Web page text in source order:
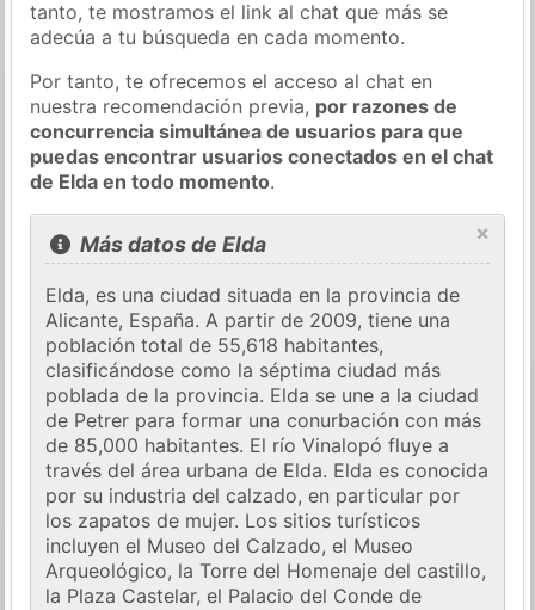
tanto, te mostramos el link al chat que más se
adecúa a tu búsqueda en cada momento.
Por tanto, te ofrecemos el acceso al chat en
nuestra recomendación previa, por razones de
concurrencia simultánea de usuarios para que
puedas encontrar usuarios conectados en el chat
de Elda en todo momento.
×
Más datos de Elda
Elda, es una ciudad situada en la provincia de
Alicante, España. A partir de 2009, tiene una
población total de 55,618 habitantes,
clasificándose como la séptima ciudad más
poblada de la provincia. Elda se une a la ciudad
de Petrer para formar una conurbación con más
de 85,000 habitantes. El río Vinalopó fluye a
través del área urbana de Elda. Elda es conocida
por su industria del calzado, en particular por
los zapatos de mujer. Los sitios turísticos
incluyen el Museo del Calzado, el Museo
Arqueológico, la Torre del Homenaje del castillo,
la Plaza Castelar, el Palacio del Conde de